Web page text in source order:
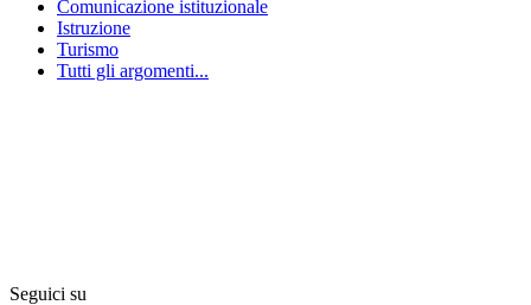
Comunicazione istituzionale
Istruzione
Turismo
Tutti gli argomenti...
Seguici su